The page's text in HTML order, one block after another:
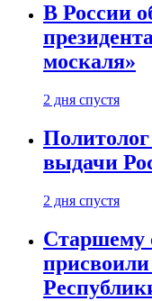
В России
москаля»
2 дня спустя
выдачи
2 дня спустя
Старшему